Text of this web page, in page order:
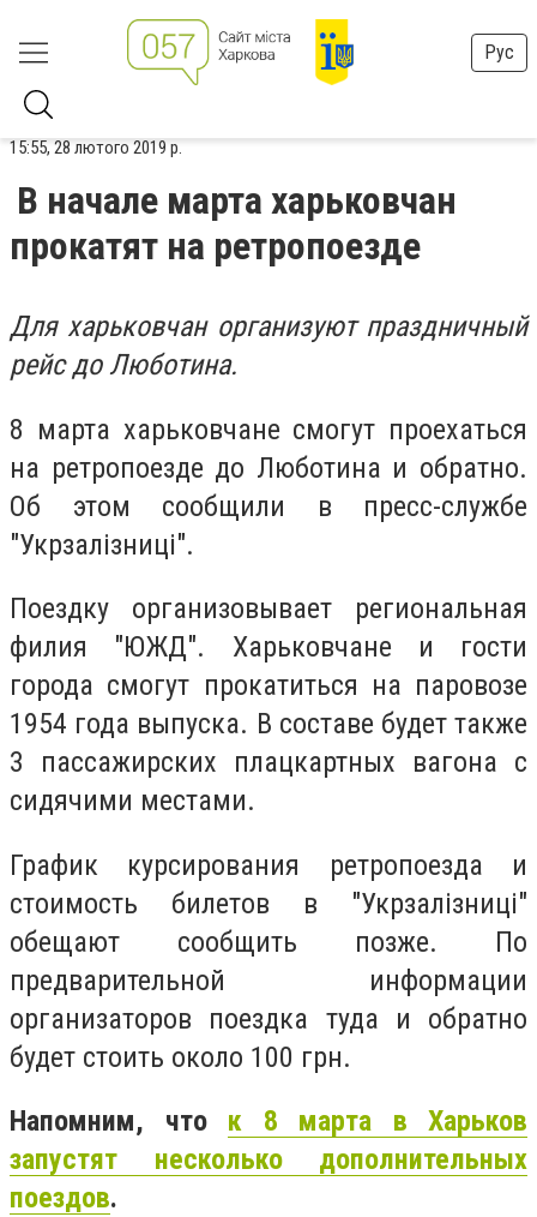
Рус
15:55, 28 лютого 2019 р.
В начале марта харьковчан
прокатят на ретропоезде
Для харьковчан организуют праздничный
рейс до Люботина.
8 марта харьковчане смогут проехаться
на ретропоезде до Люботина и обратно.
Об этом сообщили в пресс-службе
"Укрзалізниці".
Поездку организовывает региональная
филия "ЮЖД". Харьковчане и гости
города смогут прокатиться на паровозе
1954 года выпуска. В составе будет также
3 пассажирских плацкартных вагона с
сидячими местами.
График курсирования ретропоезда и
стоимость билетов в "Укрзалізниці"
обещают сообщить позже. По
предварительной информации
организаторов поездка туда и обратно
будет стоить около 100 грн.
Напомним, что к 8 марта в Харьков
запустят несколько дополнительных
поездов.